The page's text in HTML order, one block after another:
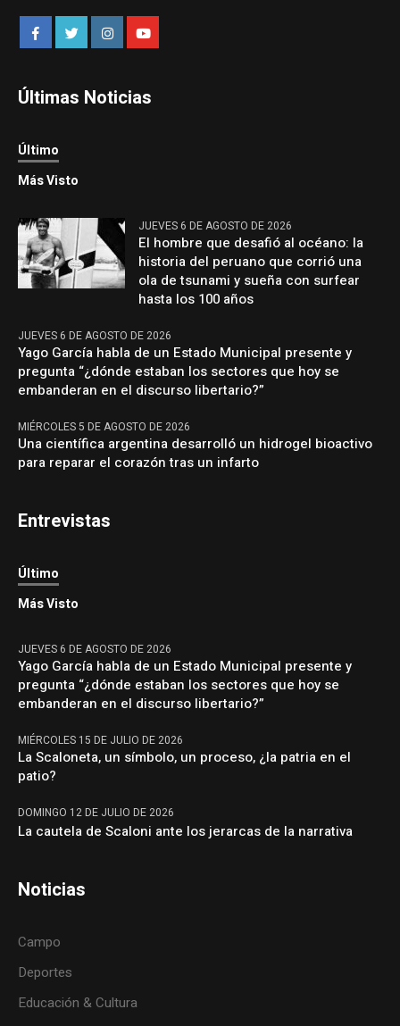
Últimas Noticias
Último
Más Visto
JUEVES 6 DE AGOSTO DE 2026
El hombre que desafió al océano: la
historia del peruano que corrió una
ola de tsunami y sueña con surfear
hasta los 100 años
JUEVES 6 DE AGOSTO DE 2026
Yago García habla de un Estado Municipal presente y
pregunta “¿dónde estaban los sectores que hoy se
embanderan en el discurso libertario?”
MIÉRCOLES 5 DE AGOSTO DE 2026
Una científica argentina desarrolló un hidrogel bioactivo
para reparar el corazón tras un infarto
Entrevistas
Último
Más Visto
JUEVES 6 DE AGOSTO DE 2026
Yago García habla de un Estado Municipal presente y
pregunta “¿dónde estaban los sectores que hoy se
embanderan en el discurso libertario?”
MIÉRCOLES 15 DE JULIO DE 2026
La Scaloneta, un símbolo, un proceso, ¿la patria en el
patio?
DOMINGO 12 DE JULIO DE 2026
La cautela de Scaloni ante los jerarcas de la narrativa
Noticias
Campo
Deportes
Educación & Cultura